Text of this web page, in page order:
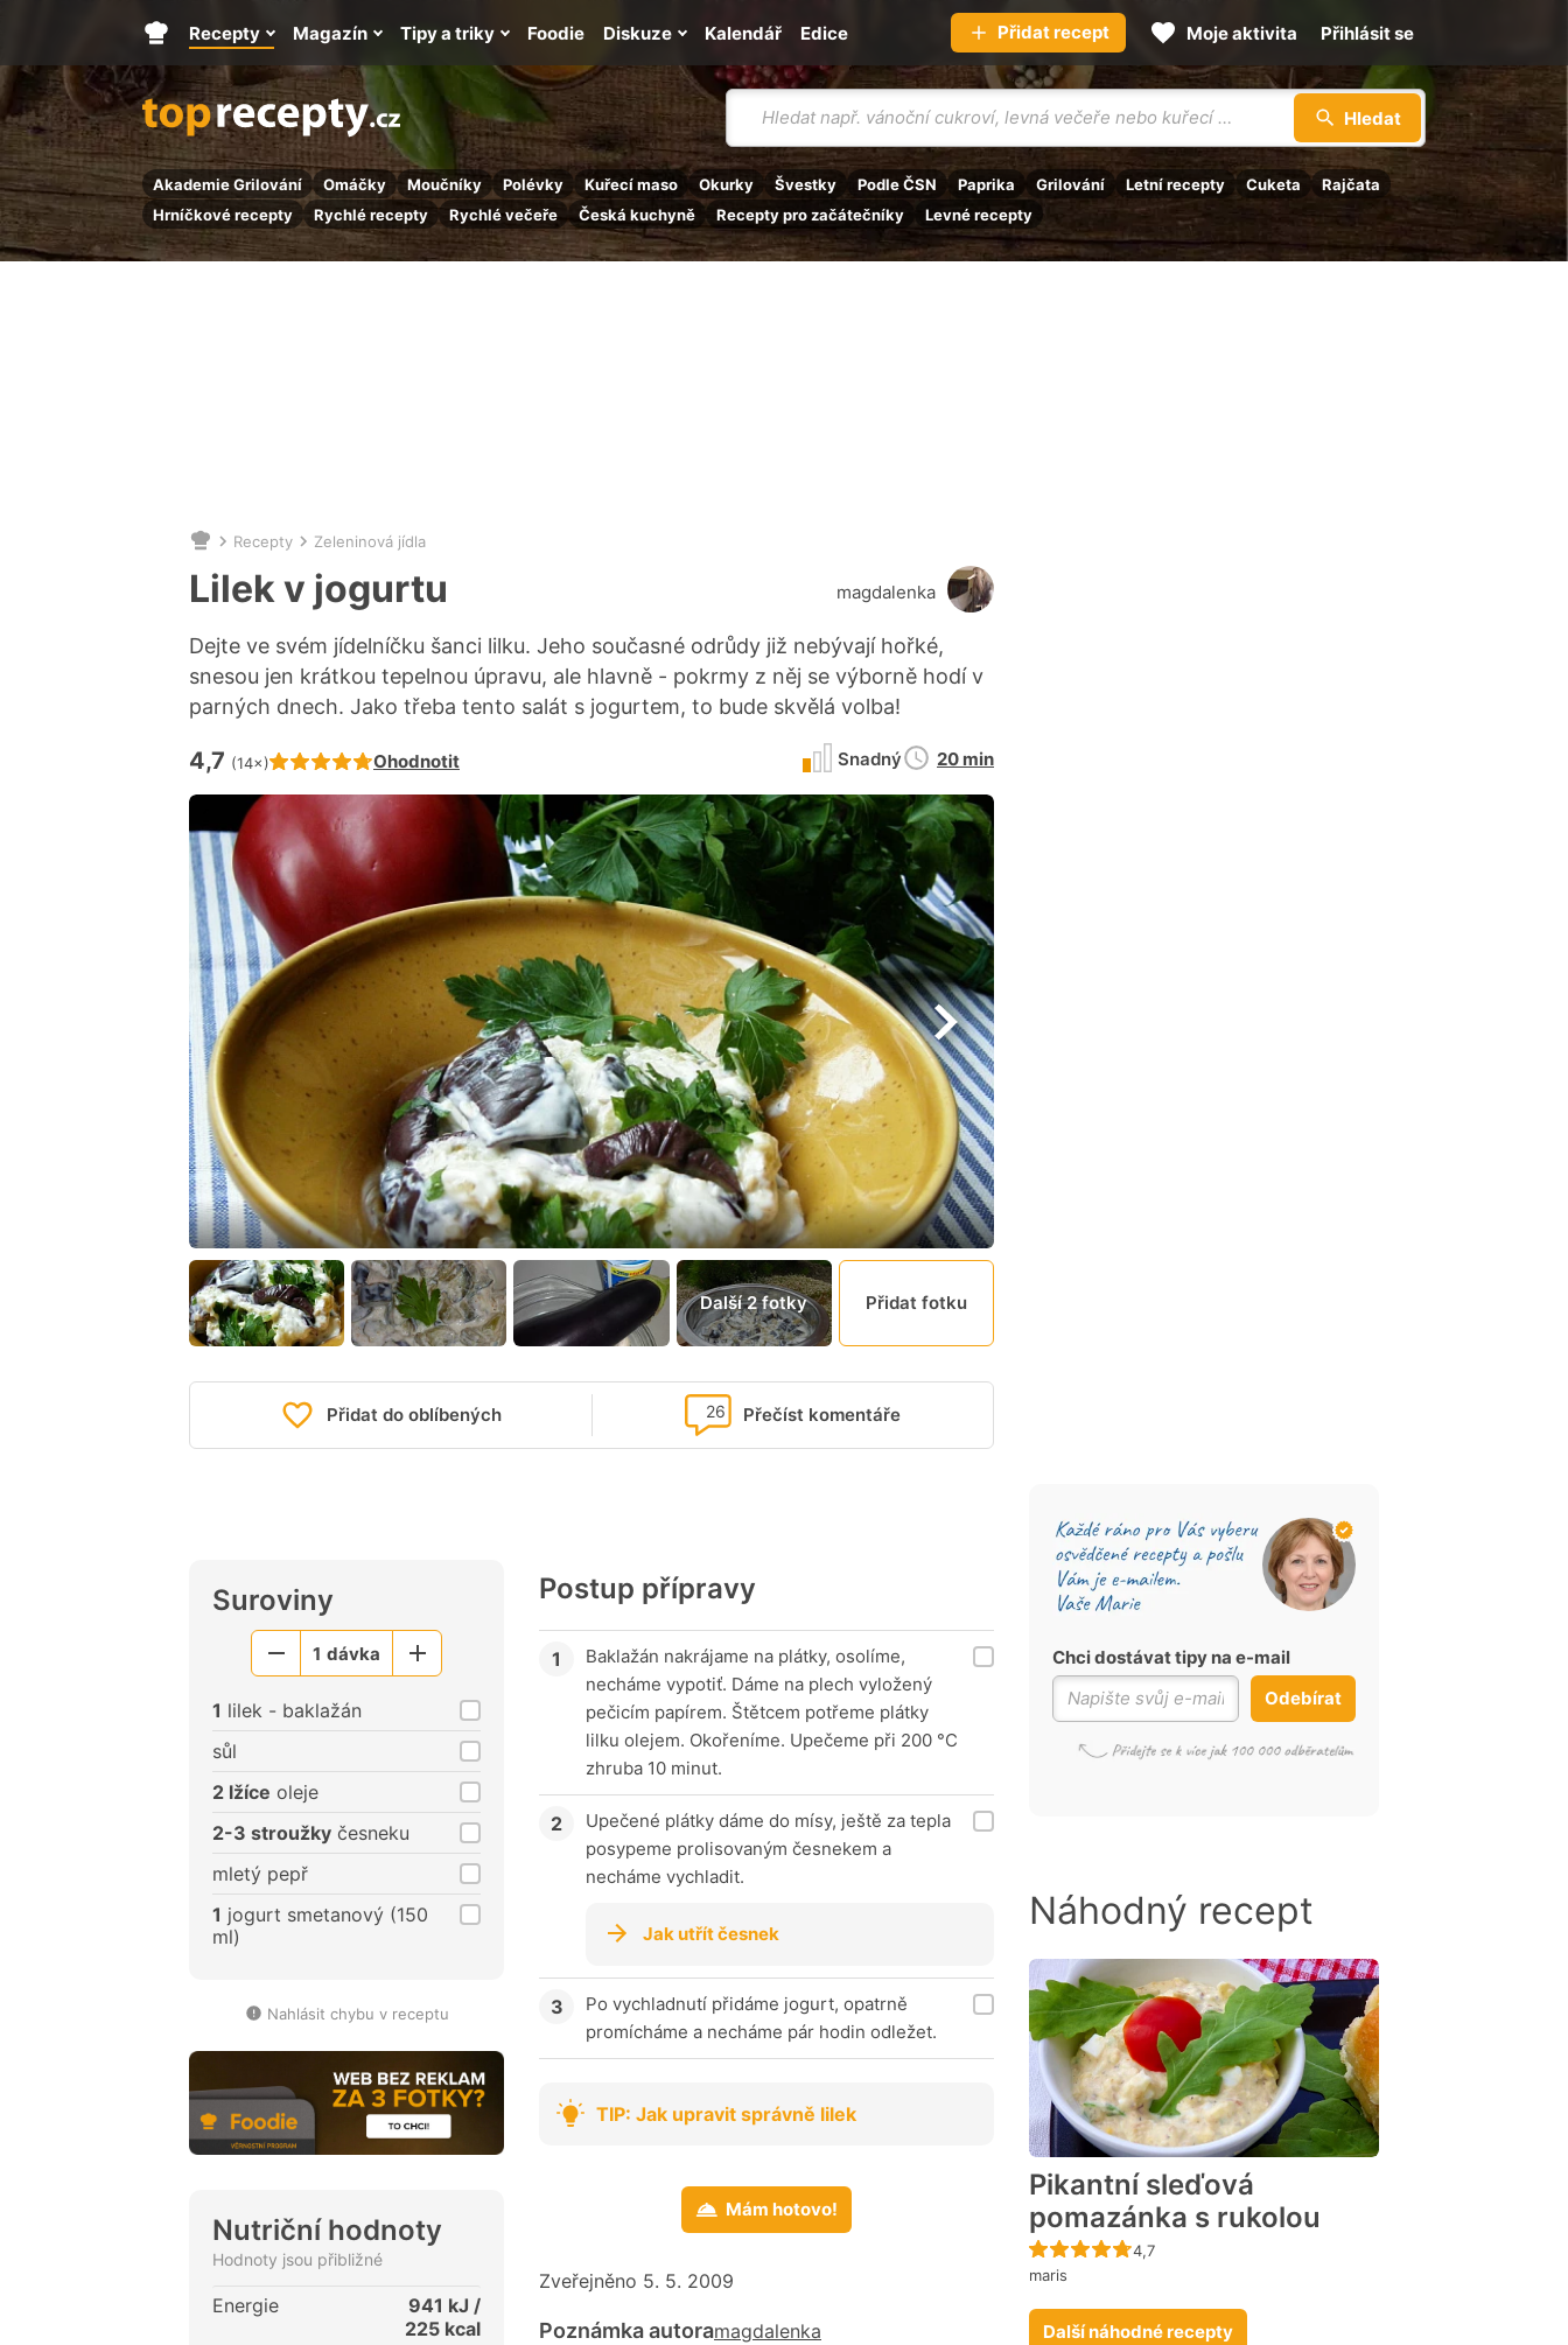
Vyhledávání
Hledat
Akademie Grilování Omáčky Moučníky Polévky Kuřecí maso Okurky Švestky Podle ČSN Paprika Grilování Letní recepty Cuketa
Rajčata
Hrníčkové recepty
Rychlé recepty Rychlé večeře Česká kuchyně Recepty pro začátečníky Levné recepty
Hlavní
stránka
Recepty Magazín Tipy a triky Kalendář
Foodie Diskuze Edice Přidat recept Moje aktivita Přihlásit se
Nacházíte
se
Recepty Zeleninová jídla
Lilek v jogurtu
Dejte ve svém jídelníčku šanci lilku. Jeho současné odrůdy již nebývají hořké,
snesou jen krátkou tepelnou úpravu, ale hlavně - pokrmy z něj se výborně hodí v
parných dnech. Jako třeba tento salát s jogurtem, to bude skvělá volba!
Hodnocení receptu je
4,7 (14×) Ohodnotit
magdalenka
Snadný
Doba
20 min
Další 2 fotky Přidat fotku
Přidat do oblíbených Přečíst komentáře
26
Suroviny
Menší
1 dávka
Větší
1 lilek - baklažán
sůl
2 lžíce oleje
2-3 stroužky česneku
mletý pepř
1 jogurt smetanový (150
ml)
Nahlásit chybu v receptu
Nutriční hodnoty
Hodnoty jsou přibližné
Energie 941 kJ /
225 kcal
Postup přípravy
Baklažán nakrájame na plátky, osolíme,
necháme vypotiť. Dáme na plech vyložený
pečicím papírem. Štětcem potřeme plátky
lilku olejem. Okořeníme. Upečeme při 200 °C
zhruba 10 minut.
Upečené plátky dáme do mísy, ještě za tepla
posypeme prolisovaným česnekem a
necháme vychladit.
Jak utřít česnek
Po vychladnutí přidáme jogurt, opatrně
promícháme a necháme pár hodin odležet.
TIP: Jak upravit správně lilek
Mám hotovo!
Zveřejněno 5. 5. 2009
Poznámka autoramagdalenka
Chci dostávat tipy na e-mail
Odebírat
Náhodný recept
Pikantní sleďová
pomazánka s rukolou
Recept ještě nebyl hodnocen
4,7
maris
Další náhodné recepty